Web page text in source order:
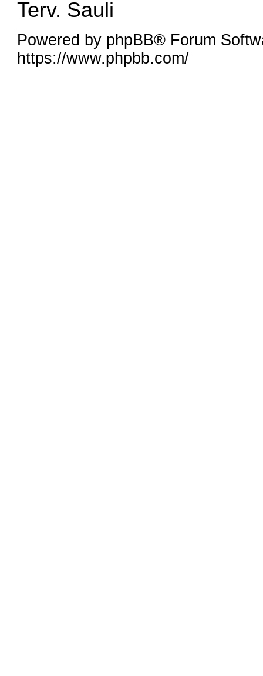
Terv. Sauli
Powered by phpBB® Forum
https://www.phpbb.com/